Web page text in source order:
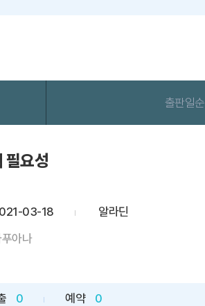
출판일순
필요성
03-18
알라딘
아나
0 예약 0